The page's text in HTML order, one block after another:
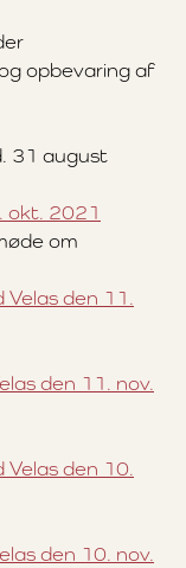
opbevaring af
31 august
okt. 2021
om
den 11.
den 11. nov.
den 10.
den 10. nov.